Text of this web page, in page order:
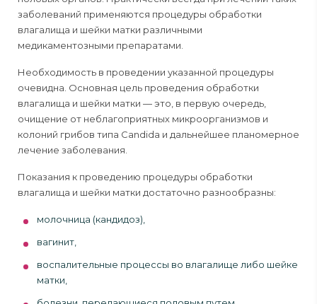
заболеваний применяются процедуры обработки
влагалища и шейки матки различными
медикаментозными препаратами.
Необходимость в проведении указанной процедуры
очевидна. Основная цель проведения обработки
влагалища и шейки матки — это, в первую очередь,
очищение от неблагоприятных микроорганизмов и
колоний грибов типа Candida и дальнейшее планомерное
лечение заболевания.
Показания к проведению процедуры обработки
влагалища и шейки матки достаточно разнообразны:
молочница (кандидоз),
вагинит,
воспалительные процессы во влагалище либо шейке
матки,